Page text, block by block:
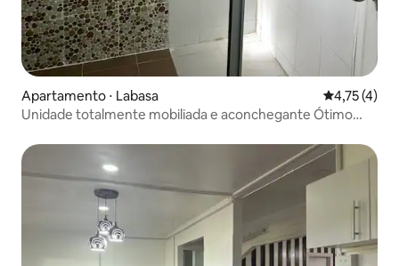
Apartamento ⋅ Labasa 4,75 de
4,75 (4)
Unidade totalmente mobiliada e aconchegante Ótimo